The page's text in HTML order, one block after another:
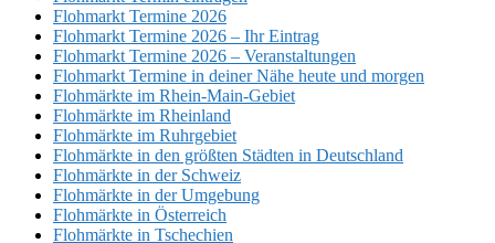
Flohmarkt Termine 2026
Flohmarkt Termine 2026 – Ihr Eintrag
Flohmarkt Termine 2026 – Veranstaltungen
Flohmarkt Termine in deiner Nähe heute und morgen
Flohmärkte im Rhein-Main-Gebiet
Flohmärkte im Rheinland
Flohmärkte im Ruhrgebiet
Flohmärkte in den größten Städten in Deutschland
Flohmärkte in der Schweiz
Flohmärkte in der Umgebung
Flohmärkte in Österreich
Flohmärkte in Tschechien